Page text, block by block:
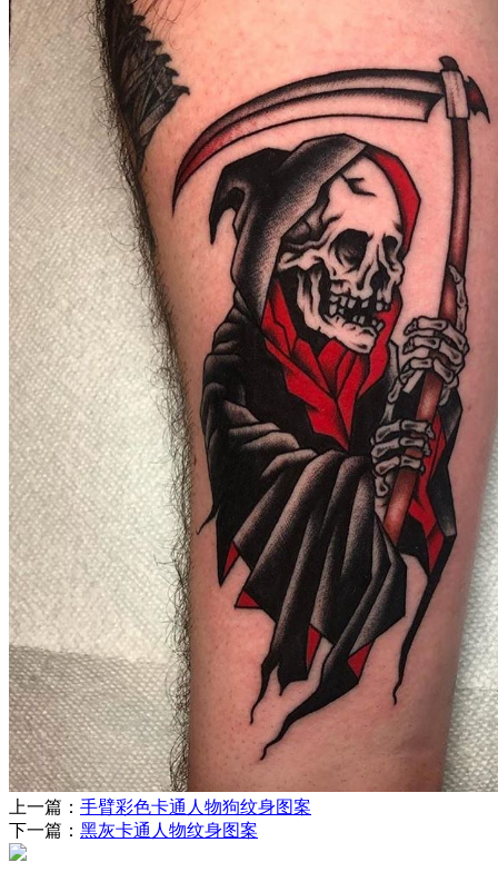
上一篇： 手臂彩色卡通人物狗纹身图案
下一篇： 黑灰卡通人物纹身图案